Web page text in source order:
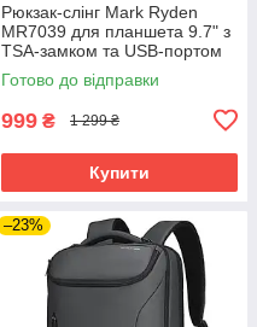
Рюкзак-слінг Mark Ryden
MR7039 для планшета 9.7" з
TSA-замком та USB-портом
(Чорний)
Готово до відправки
999 ₴ 1 299 ₴
Купити
–23%